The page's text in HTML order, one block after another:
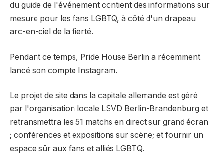
du guide de l'événement contient des informations sur
mesure pour les fans LGBTQ, à côté d'un drapeau
arc-en-ciel de la fierté.
Pendant ce temps, Pride House Berlin a récemment
lancé son compte Instagram.
Le projet de site dans la capitale allemande est géré
par l'organisation locale LSVD Berlin-Brandenburg et
retransmettra les 51 matchs en direct sur grand écran
; conférences et expositions sur scène; et fournir un
espace sûr aux fans et alliés LGBTQ.